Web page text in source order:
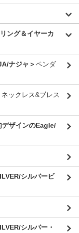
ング＆イヤーカ
ナジャ＞ペンダ
ネックレス&ブレス
デザインのEagle/
シルバービ
シルバー・